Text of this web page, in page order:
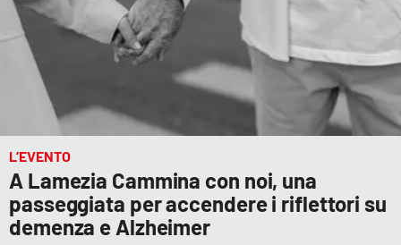
Venti di comunicazione
STREAMING
LaC TV
LaC Network
LaC OnAir
L’EVENTO
A Lamezia Cammina con noi, una
passeggiata per accendere i riflettori su
demenza e Alzheimer